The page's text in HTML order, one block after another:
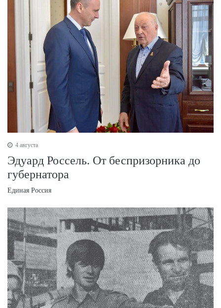
4 августа
Эдуард Россель. От беспризорника до
губернатора
Единая Россия